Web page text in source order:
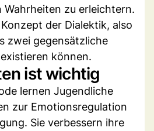
zu erleichtern.
der Dialektik, also
zwei gegensätzliche
können.
ist wichtig
lernen Jugendliche
zur Emotionsregulation
Sie verbessern ihre